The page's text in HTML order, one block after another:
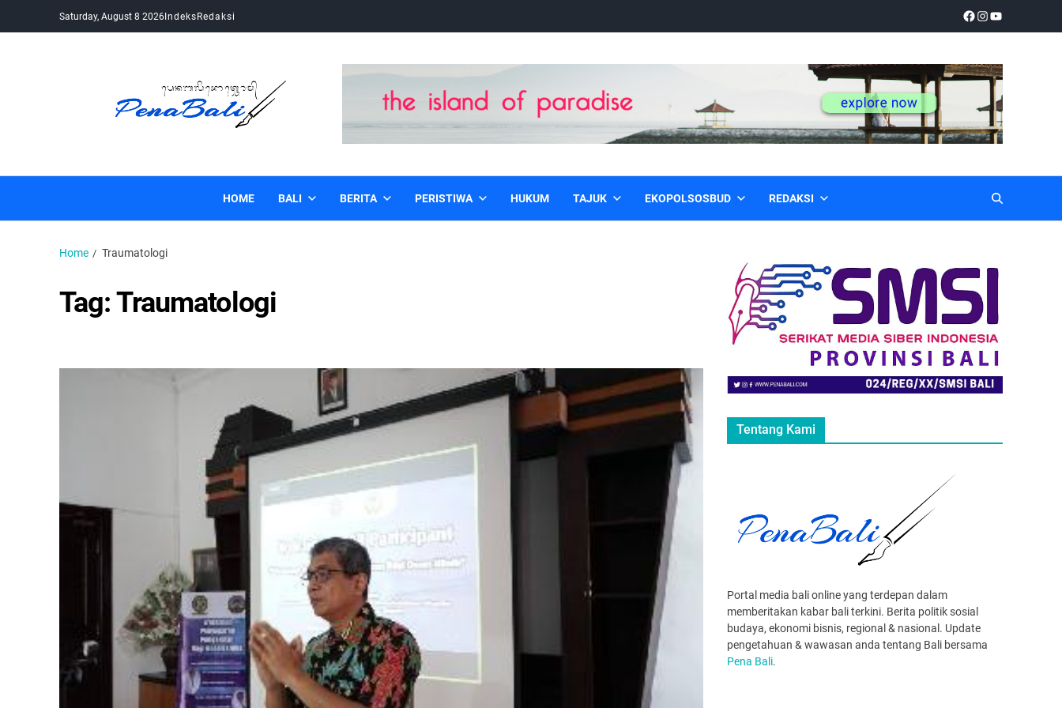
Saturday, August 8 2026IndeksRedaksi
HOME BALI BERITA PERISTIWA HUKUM TAJUK EKOPOLSOSBUD REDAKSI
Home Traumatologi
Tag:Traumatologi
Tentang Kami
Portal media bali online yang terdepan dalam
memberitakan kabar bali terkini. Berita politik sosial
budaya, ekonomi bisnis, regional & nasional. Update
pengetahuan & wawasan anda tentang Bali bersama
Pena Bali.